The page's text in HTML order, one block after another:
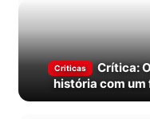
Criticas
Crítica:
história com